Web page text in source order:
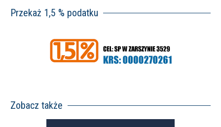
Przekaż 1,5 % podatku
Zobacz także